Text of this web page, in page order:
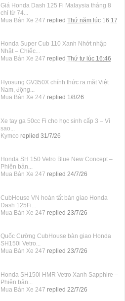
Giá Honda Dash 125 Fi Malaysia tháng 8
chỉ từ 74...
Mua Bán Xe 247 replied Thứ năm lúc 16:17
Honda Super Cub 110 Xanh Nhớt nhập
Nhật – Chiếc...
Mua Bán Xe 247 replied Thứ tư lúc 16:46
Hyosung GV350X chính thức ra mắt Việt
Nam, động...
Mua Bán Xe 247 replied 1/8/26
Xe tay ga 50cc Fi cho học sinh cấp 3 – Vì
sao...
Kymco replied 31/7/26
Honda SH 150 Vetro Blue New Concept –
Phiên bản...
Mua Bán Xe 247 replied 24/7/26
CubHouse VN hoàn tất bàn giao Honda
Dash 125Fi...
Mua Bán Xe 247 replied 23/7/26
Quốc Cường CubHouse bàn giao Honda
SH150i Vetro...
Mua Bán Xe 247 replied 23/7/26
Honda SH150i HMR Vetro Xanh Sapphire –
Phiên bản...
Mua Bán Xe 247 replied 22/7/26